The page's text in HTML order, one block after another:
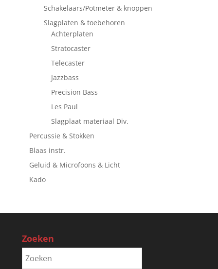
Schakelaars/Potmeter & knoppen
Slagplaten & toebehoren
Achterplaten
Stratocaster
Telecaster
Jazzbass
Precision Bass
Les Paul
Slagplaat materiaal Div.
Percussie & Stokken
Blaas instr.
Geluid & Microfoons & Licht
Kado
Zoeken